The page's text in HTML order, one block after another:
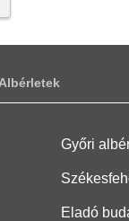
Albérletek
Győri
Eladó